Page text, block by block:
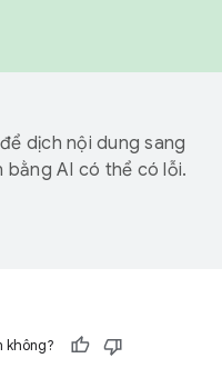
dịch nội dung sang
bằng AI có thể có lỗi.
không?